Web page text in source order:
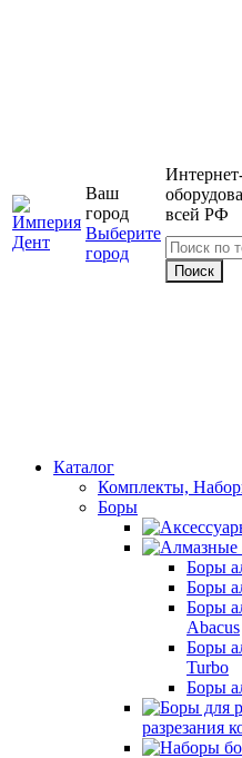
Ваш
город
Выберите
город
всей РФ
Каталог
Комплекты,
Боры
Боры
Боры
Боры
Abacus
Боры
Turbo
Боры
разрезания